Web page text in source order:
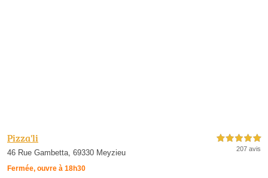
Pizza'li
46 Rue Gambetta, 69330 Meyzieu
Fermée, ouvre à 18h30
5,0 étoiles sur 5
207 avis